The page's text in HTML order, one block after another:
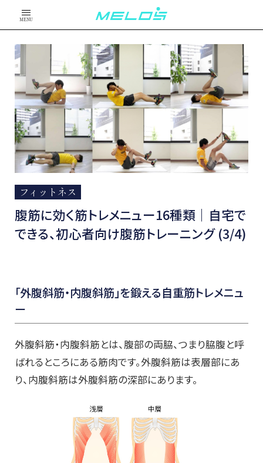
MENU
フィットネス
腹筋に効く筋トレメニュー16種類｜自宅で
できる、初心者向け腹筋トレーニング (3/4)
「外腹斜筋・内腹斜筋」を鍛える自重筋トレメニュ
ー
外腹斜筋・内腹斜筋とは、腹部の両脇、つまり脇腹と呼
ばれるところにある筋肉です。外腹斜筋は表層部にあ
り、内腹斜筋は外腹斜筋の深部にあります。